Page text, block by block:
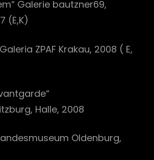
Galerie bautzner69,
(E,K)
ZPAF Krakau, 2008 ( E,
Halle, 2008
Oldenburg,